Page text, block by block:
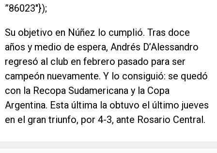
”86023″});
Su objetivo en Núñez lo cumplió. Tras doce
años y medio de espera, Andrés D’Alessandro
regresó al club en febrero pasado para ser
campeón nuevamente. Y lo consiguió: se quedó
con la Recopa Sudamericana y la Copa
Argentina. Esta última la obtuvo el último jueves
en el gran triunfo, por 4-3, ante Rosario Central.